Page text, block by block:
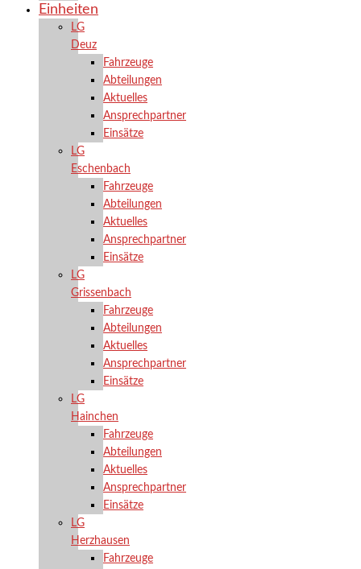
Einheiten
LG
Deuz
Fahrzeuge
Abteilungen
Aktuelles
Ansprechpartner
Einsätze
LG
Eschenbach
Fahrzeuge
Abteilungen
Aktuelles
Ansprechpartner
Einsätze
LG
Grissenbach
Fahrzeuge
Abteilungen
Aktuelles
Ansprechpartner
Einsätze
LG
Hainchen
Fahrzeuge
Abteilungen
Aktuelles
Ansprechpartner
Einsätze
LG
Herzhausen
Fahrzeuge